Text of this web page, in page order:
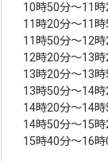
10時50分～11
11時20分～11
11時50分～12
12時20分～13
13時20分～13
13時50分～14
14時20分～14
14時50分～15
15時40分～16